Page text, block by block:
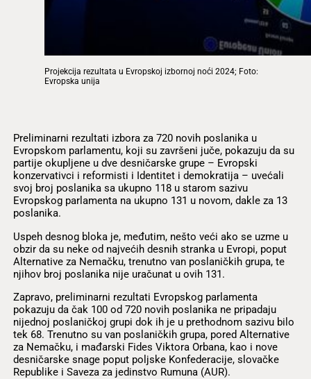
Projekcija rezultata u Evropskoj izbornoj noći 2024; Foto:
Evropska unija
Preliminarni rezultati izbora za 720 novih poslanika u
Evropskom parlamentu, koji su završeni juče, pokazuju da su
partije okupljene u dve desničarske grupe – Evropski
konzervativci i reformisti i Identitet i demokratija – uvećali
svoj broj poslanika sa ukupno 118 u starom sazivu
Evropskog parlamenta na ukupno 131 u novom, dakle za 13
poslanika.
Uspeh desnog bloka je, međutim, nešto veći ako se uzme u
obzir da su neke od najvećih desnih stranka u Evropi, poput
Alternative za Nemačku, trenutno van poslaničkih grupa, te
njihov broj poslanika nije uračunat u ovih 131.
Zapravo, preliminarni rezultati Evropskog parlamenta
pokazuju da čak 100 od 720 novih poslanika ne pripadaju
nijednoj poslaničkoj grupi dok ih je u prethodnom sazivu bilo
tek 68. Trenutno su van poslaničkih grupa, pored Alternative
za Nemačku, i mađarski Fides Viktora Orbana, kao i nove
desničarske snage poput poljske Konfederacije, slovačke
Republike i Saveza za jedinstvo Rumuna (AUR).